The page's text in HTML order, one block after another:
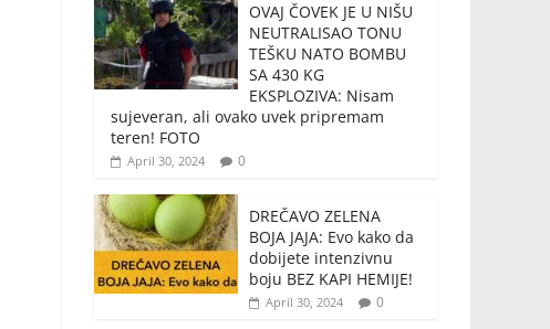
OVAJ ČOVEK JE U NIŠU
NEUTRALISAO TONU
TEŠKU NATO BOMBU
SA 430 KG
EKSPLOZIVA: Nisam
sujeveran, ali ovako uvek pripremam
teren! FOTO
April 30, 2024 0
DREČAVO ZELENA
BOJA JAJA: Evo kako da
dobijete intenzivnu
boju BEZ KAPI HEMIJE!
April 30, 2024 0